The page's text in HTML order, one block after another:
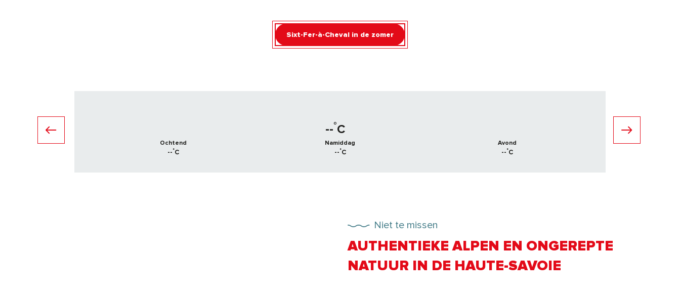
Sixt-Fer-à-Cheval in de zomer
--°C
Ochtend
--°C
Namiddag
--°C
Avond
--°C
Niet te missen
AUTHENTIEKE ALPEN EN ONGEREPTE
NATUUR IN DE HAUTE-SAVOIE